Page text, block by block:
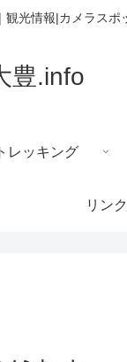
光情報|カメラスポ
豊.info
トレッキング
リン